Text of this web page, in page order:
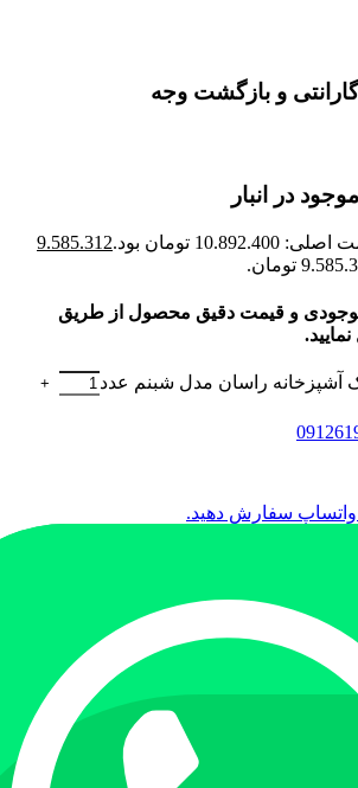
و بازگشت وجه
در انبار
10.892.400 تومان بود.
9.585.312
موجودی و قیمت دقیق محصول از طریق
راسان مدل شبنم عدد
واتساپ سفارش دهید.